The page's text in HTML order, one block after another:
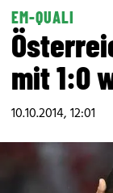
EM-QUALI
mit 1:0
10.10.2014, 12:01